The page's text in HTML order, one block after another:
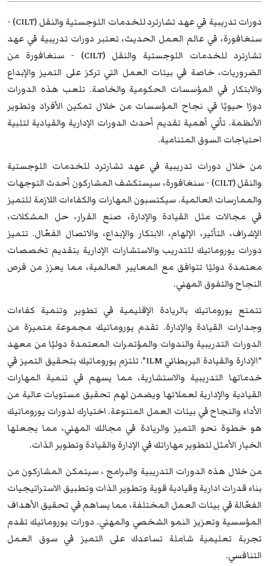
دورات تدريبية في عهد تشارترد للخدمات اللوجستية والنقل (CILT) -
سنغافورة، في عالم العمل الحديث، تعتبر دورات تدريبية في عهد
تشارترد للخدمات اللوجستية والنقل (CILT) - سنغافورة من
الضروريات، خاصة في بيئات العمل التي تركز على التميز والإبداع
والابتكار في المؤسسات الحكومية والخاصة. تلعب هذه الدورات
دورًا حيويًا في نجاح المؤسسات من خلال تمكين الأفراد وتطوير
الأنظمة. تأتي أهمية تقديم أحدث الدورات الإدارية والقيادية لتلبية
احتياجات السوق المتنامية.
من خلال دورات تدريبية في عهد تشارترد للخدمات اللوجستية
والنقل (CILT) - سنغافورة، سيستكشف المشاركون أحدث التوجهات
والممارسات العالمية. سيكتسبون المهارات والكفاءات اللازمة للتميز
في مجالات مثل القيادة والإدارة، صنع القرار، حل المشكلات،
الإشراف، التأثير، الإلهام، الابتكار والإبداع، والاتصال الفعّال. تتميز
دورات يوروماتيك للتدريب والاستشارات الإدارية بتقديم تخصصات
معتمدة دوليًا تتوافق مع المعايير العالمية، مما يعزز من فرص
النجاح والتفوق المهني.
تتمتع يوروماتيك بالريادة الإقليمية في تطوير وتنمية كفاءات
وجدارات القيادة والإدارة. تقدم يوروماتيك مجموعة متميزة من
الدورات التدريبية والندوات والمؤتمرات المعتمدة دوليًا من معهد
"الإدارة والقيادة البريطاني ILM". تلتزم يوروماتيك بتحقيق التميز في
خدماتها التدريبية والاستشارية، مما يسهم في تنمية المهارات
القيادية والإدارية لعملائها ويضمن لهم تحقيق مستويات عالية من
الأداء والنجاح في بيئات العمل المتنوعة. اختيارك لدورات يوروماتيك
هو خطوة نحو التميز والريادة في مجالك المهني، مما يجعلها
الخيار الأمثل لتطوير مهاراتك في الإدارة والقيادة وتطوير الذات.
من خلال هذه الدورات التدريبية والبرامج ، سيتمكن المشاركون من
بناء قدرات ادارية وقيادية قوية وتطوير الذات وتطبيق الاستراتيجيات
الفعّالة في بيئات العمل المختلفة، مما يساهم في تحقيق الأهداف
المؤسسية وتعزيز النمو الشخصي والمهني. دورات يوروماتيك تقدم
تجربة تعليمية شاملة تساعدك على التميز في سوق العمل
التنافسي.